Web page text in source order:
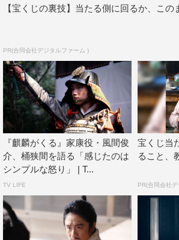
【宝くじの裏技】当たる側に回るか、この
PR(合同会社デジタルファーム )
『麒麟がくる』家康役・風間俊
介、桶狭間を語る「感じたのは
シンプルな怒り」 | T...
TV LIFE
宝くじ当
ること、
PR(合同会社